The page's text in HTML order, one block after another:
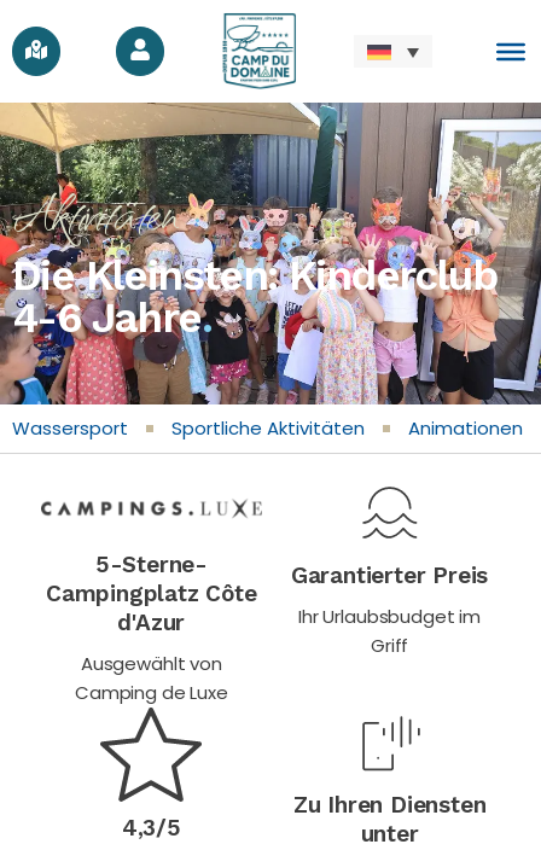
Aktivitäten
Die Kleinsten: Kinderclub
4-6 Jahre.
Wassersport Sportliche Aktivitäten Animationen
5-Sterne-
Campingplatz Côte
d'Azur
Ausgewählt von
Camping de Luxe
Garantierter Preis
Ihr Urlaubsbudget im
Griff
4,3/5
Zu Ihren Diensten
unter